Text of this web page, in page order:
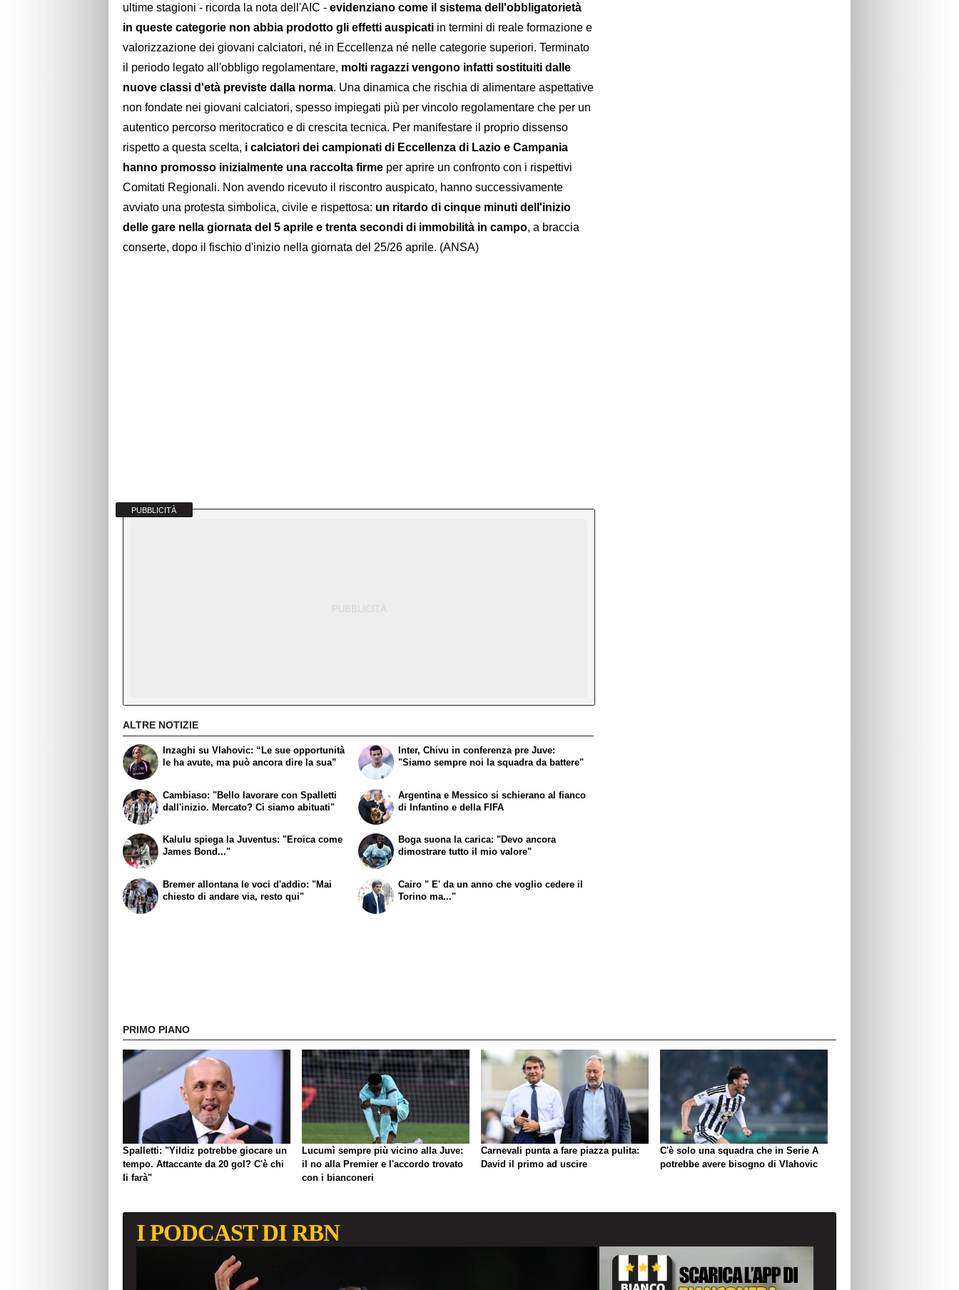
ultime stagioni - ricorda la nota dell'AIC - evidenziano come il sistema dell'obbligatorietà
in queste categorie non abbia prodotto gli effetti auspicati in termini di reale formazione e
valorizzazione dei giovani calciatori, né in Eccellenza né nelle categorie superiori. Terminato
il periodo legato all'obbligo regolamentare, molti ragazzi vengono infatti sostituiti dalle
nuove classi d'età previste dalla norma. Una dinamica che rischia di alimentare aspettative
non fondate nei giovani calciatori, spesso impiegati più per vincolo regolamentare che per un
autentico percorso meritocratico e di crescita tecnica. Per manifestare il proprio dissenso
rispetto a questa scelta, i calciatori dei campionati di Eccellenza di Lazio e Campania
hanno promosso inizialmente una raccolta firme per aprire un confronto con i rispettivi
Comitati Regionali. Non avendo ricevuto il riscontro auspicato, hanno successivamente
avviato una protesta simbolica, civile e rispettosa: un ritardo di cinque minuti dell'inizio
delle gare nella giornata del 5 aprile e trenta secondi di immobilità in campo, a braccia
conserte, dopo il fischio d'inizio nella giornata del 25/26 aprile. (ANSA)
PUBBLICITÀ
ALTRE NOTIZIE
Inzaghi su Vlahovic: “Le sue opportunità
le ha avute, ma può ancora dire la sua”
Cambiaso: "Bello lavorare con Spalletti
dall'inizio. Mercato? Ci siamo abituati"
Inter, Chivu in conferenza pre Juve:
"Siamo sempre noi la squadra da battere"
Argentina e Messico si schierano al fianco
di Infantino e della FIFA
Kalulu spiega la Juventus: "Eroica come
James Bond..."
Bremer allontana le voci d'addio: "Mai
chiesto di andare via, resto qui"
Boga suona la carica: "Devo ancora
dimostrare tutto il mio valore"
Cairo " E' da un anno che voglio cedere il
Torino ma..."
PRIMO PIANO
Spalletti: "Yildiz potrebbe giocare un
tempo. Attaccante da 20 gol? C'è chi
li farà"
Lucumì sempre più vicino alla Juve:
il no alla Premier e l'accordo trovato
con i bianconeri
Carnevali punta a fare piazza pulita:
David il primo ad uscire
C'è solo una squadra che in Serie A
potrebbe avere bisogno di Vlahovic
I PODCAST DI RBN